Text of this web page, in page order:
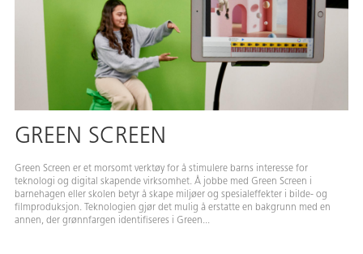
GREEN SCREEN
Green Screen er et morsomt verktøy for å stimulere barns interesse for
teknologi og digital skapende virksomhet. Å jobbe med Green Screen i
barnehagen eller skolen betyr å skape miljøer og spesialeffekter i bilde- og
filmproduksjon. Teknologien gjør det mulig å erstatte en bakgrunn med en
annen, der grønnfargen identifiseres i Green...